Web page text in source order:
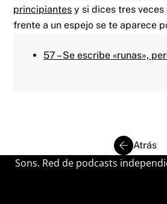
principiantes y si dices tres veces
frente a un espejo se te aparece
57 – Se escribe «runas»,
Atrás
Sons. Red de podcasts